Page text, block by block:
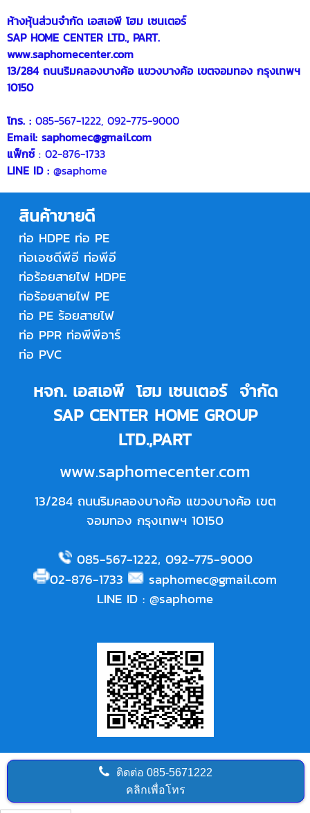
ห้างหุ้นส่วนจำกัด เอสเอพี โฮม เซนเตอร์
SAP HOME CENTER LTD., PART.
www.saphomecenter.com
13/284 ถนนริมคลองบางค้อ แขวงบางค้อ เขตจอมทอง กรุงเทพฯ
10150
โทร. : 085-567-1222, 092-775-9000
Email: saphomec@gmail.com
แฟ็กซ์ : 02-876-1733
LINE ID : @saphome
สินค้าขายดี
ท่อ HDPE ท่อ PE
ท่อเอชดีพีอี ท่อพีอี
ท่อร้อยสายไฟ HDPE
ท่อร้อยสายไฟ PE
ท่อ PE ร้อยสายไฟ
ท่อ PPR ท่อพีพีอาร์
ท่อ PVC
หจก. เอสเอพี โฮม เซนเตอร์ จำกัด
SAP CENTER HOME GROUP
LTD.,PART
www.saphomecenter.com
13/284 ถนนริมคลองบางค้อ แขวงบางค้อ เขต
จอมทอง กรุงเทพฯ 10150
085-567-1222, 092-775-9000
02-876-1733
saphomec@gmail.com
LINE ID : @saphome
ติดต่อ 085-5671222
คลิกเพื่อโทร